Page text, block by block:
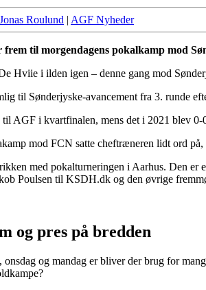
Jonas Roulund | AGF Nyheder
frem til morgendagens pokalkamp mod
Hviie i ilden igen – denne gang mod
til Sønderjyske-avancement fra 3. runde
AGF i kvartfinalen, mens det i 2021 blev
mod FCN satte cheftræneren lidt ord
med pokalturneringen i Aarhus. Den er
Poulsen til KSDH.dk og den øvrige
og pres på bredden
onsdag og mandag er bliver der brug for